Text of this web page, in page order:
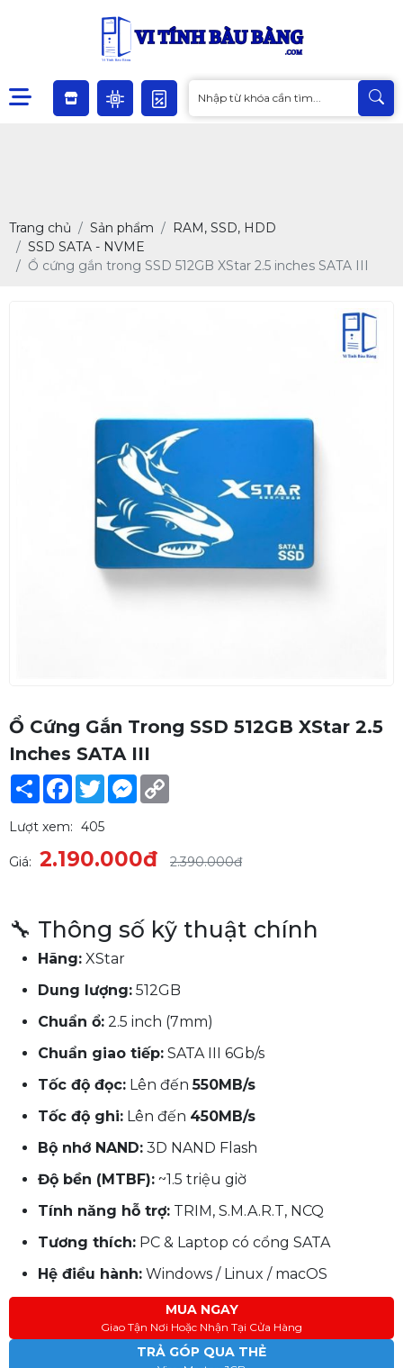
Trang chủ Sản phẩm
RAM, SSD, HDD
SSD SATA - NVME
Ổ cứng gắn trong SSD 512GB XStar 2.5 inches SATA III
Ổ Cứng Gắn Trong SSD 512GB XStar 2.5
Inches SATA III
Share Facebook
TwitterMessenger
Lượt xem: 405
Giá: 2.190.000đ 2.390.000đ
🔧 Thông số kỹ thuật chính
Hãng: XStar
Dung lượng: 512GB
Chuẩn ổ: 2.5 inch (7mm)
Chuẩn giao tiếp: SATA III 6Gb/s
Tốc độ đọc: Lên đến550MB/s
Tốc độ ghi: Lên đến 450MB/s
Bộ nhớ NAND: 3D NAND Flash
Độ bền (MTBF): ~1.5 triệu giờ
Tính năng hỗ trợ: TRIM, S.M.A.R.T, NCQ
Tương thích: PC & Laptop có cổng SATA
Hệ điều hành: Windows / Linux / macOS
MUA NGAY
Giao Tận Nơi Hoặc Nhận Tại Cửa Hàng
TRẢ GÓP QUA THẺ